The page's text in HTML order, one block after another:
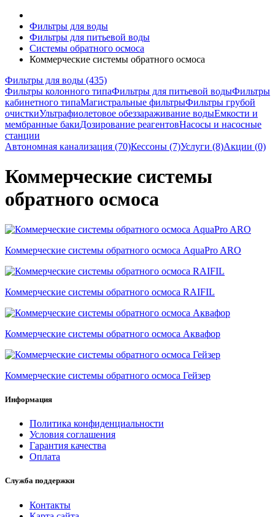
Фильтры для воды
Фильтры для питьевой воды
Системы обратного осмоса
Коммерческие системы обратного осмоса
Фильтры для воды (435)
Фильтры колонного типаФильтры для питьевой водыФильтры
кабинетного типаМагистральные фильтрыФильтры грубой
очисткиУльтрафиолетовое обеззараживание водыЕмкости и
мембранные бакиДозирование реагентовНасосы и насосные
станции
Автономная канализация (70)Кессоны (7)Услуги (8)Акции (0)
Коммерческие системы
обратного осмоса
Коммерческие системы обратного осмоса AquaPro ARO
Коммерческие системы обратного осмоса RAIFIL
Коммерческие системы обратного осмоса Аквафор
Коммерческие системы обратного осмоса Гейзер
Информация
Политика конфиденциальности
Условия соглашения
Гарантия качества
Оплата
Служба поддержки
Контакты